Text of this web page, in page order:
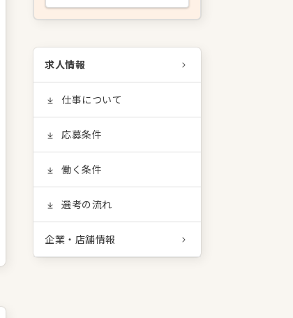
求人情報
仕事について
応募条件
働く条件
選考の流れ
企業・店舗情報